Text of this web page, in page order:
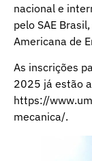
nacional e
pelo SAE
Americana de
As inscrições
2025 já estão
https://
mecanica/.